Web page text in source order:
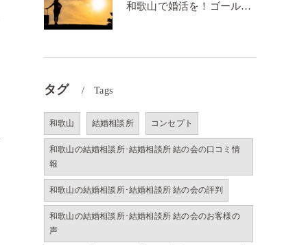
和歌山で婚活を！ゴールを決めるということ【結の会】
タグ Tags
和歌山 結婚相談所 コンセプト
和歌山の結婚相談所･結婚相談所 結の会の口コミ情
報
和歌山の結婚相談所･結婚相談所 結の会の評判
和歌山の結婚相談所･結婚相談所 結の会のお客様の
声